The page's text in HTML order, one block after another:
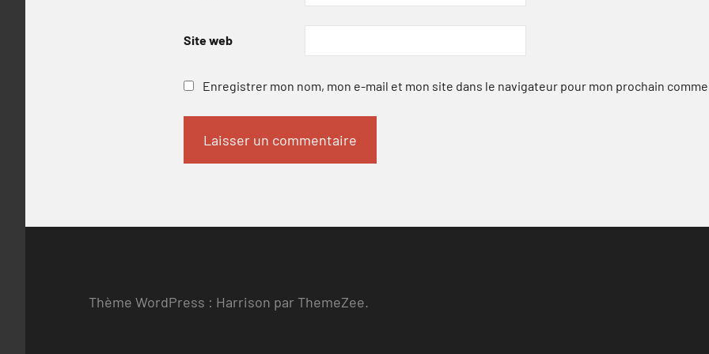
Site web
Enregistrer mon nom, mon e-mail et mon site dans le navigateur pour mon prochain
Thème WordPress : Harrison par ThemeZee.